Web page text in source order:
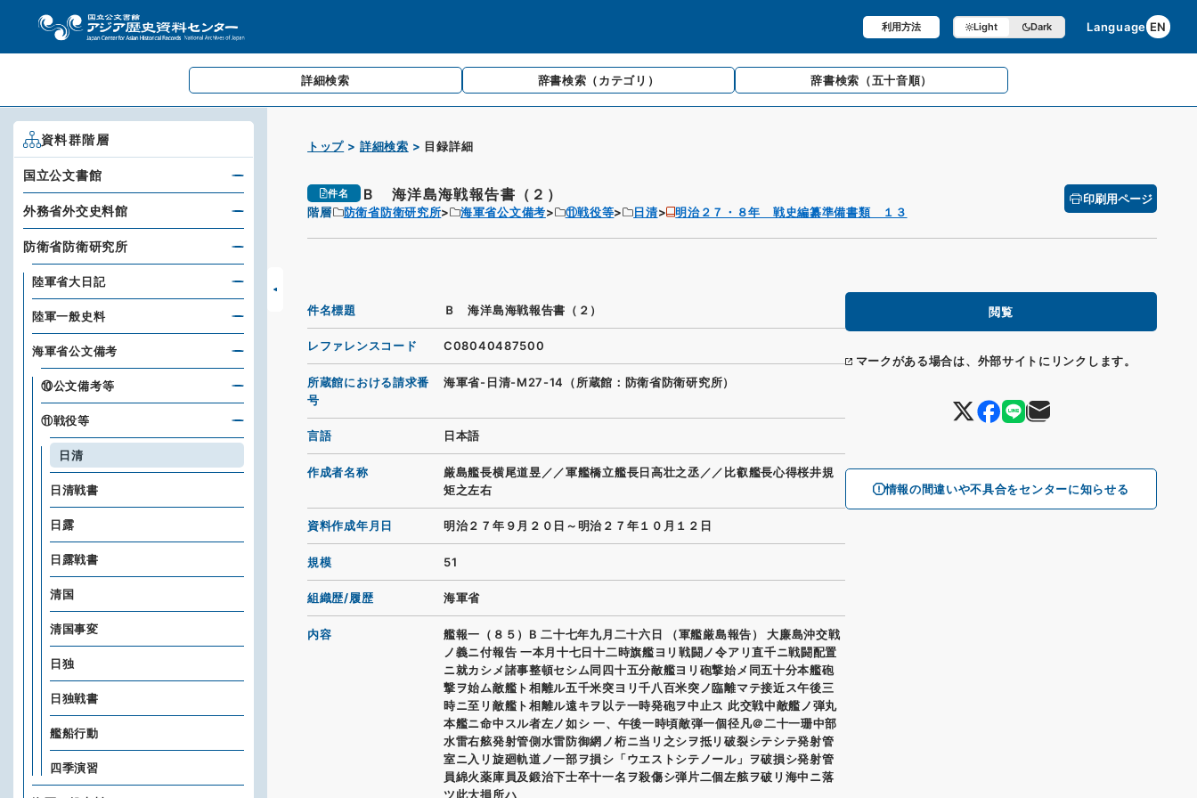
利用方法 Light Dark Language EN
詳細検索 辞書検索 （カテゴリ） 辞書検索 （五十音順）
トップ 詳細検索 目録詳細
件名 Ｂ 海洋島海戦報告書（２）
階層 防衛省防衛研究所 海軍省公文備考 ⑪戦役等 日清 明治２７・８年 戦史編纂準備書類 １３
印刷用ページ
閲覧
マークがある場合は、外部サイトにリンクします。
情報の間違いや不具合をセンターに知らせる
件名標題 Ｂ 海洋島海戦報告書（２）
レファレンスコード C08040487500
所蔵館における請求番
号
海軍省-日清-M27-14（所蔵館：防衛省防衛研究所）
言語 日本語
作成者名称
厳島艦長横尾道昱／／軍艦橋立艦長日高壮之丞／／比叡艦長心得桜井規
矩之左右
資料作成年月日 明治２７年９月２０日～明治２７年１０月１２日
規模 51
組織歴/履歴 海軍省
内容
艦報一（８５）B 二十七年九月二十六日 （軍艦厳島報告） 大廉島沖交戦
ノ義ニ付報告 一本月十七日十二時旗艦ヨリ戦闘ノ令アリ直千ニ戦闘配置
ニ就カシメ諸事整頓セシム同四十五分敵艦ヨリ砲撃始メ同五十分本艦砲
撃ヲ始ム敵艦ト相離ル五千米突ヨリ千八百米突ノ臨離マテ接近ス午後三
時ニ至リ敵艦ト相離ル遠キヲ以テ一時発砲ヲ中止ス 此交戦中敵艦ノ弾丸
本艦ニ命中スル者左ノ如シ 一、午後一時頃敵弾一個径凡＠二十一珊中部
水雷右舷発射管側水雷防御網ノ桁ニ当リ之シヲ抵リ破裂シテシテ発射管
室ニ入リ旋廻軌道ノ一部ヲ損シ「ウエストシテノール」ヲ破損シ発射管
員綿火薬庫員及鍛治下士卒十一名ヲ殺傷シ弾片二個左舷ヲ破リ海中ニ落
ツ此大損所ハ
資料群階層
国立公文書館
外務省外交史料館
防衛省防衛研究所
陸軍省大日記
陸軍一般史料
海軍省公文備考
⑩公文備考等
⑪戦役等
日清
日清戦書
日露
日露戦書
清国
清国事変
日独
日独戦書
艦船行動
四季演習